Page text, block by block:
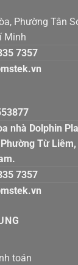
Hòa,
Minh
7357
Tòa nhà
Phường
7357
toán